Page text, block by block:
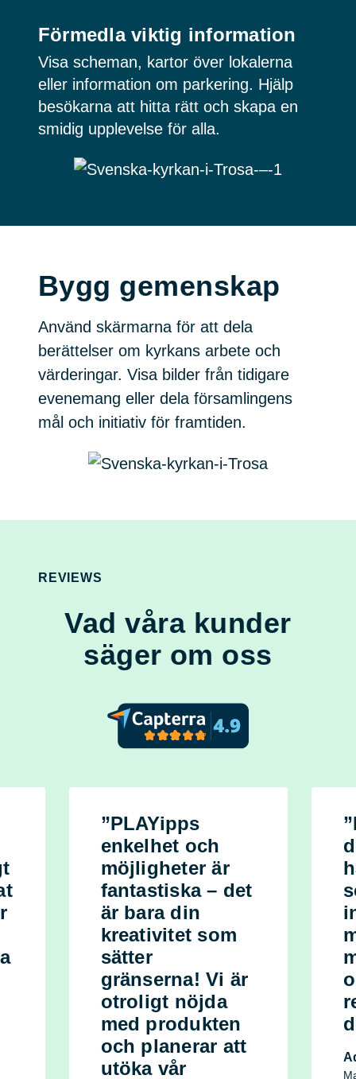
Förmedla viktig information
Visa scheman, kartor över lokalerna
eller information om parkering. Hjälp
besökarna att hitta rätt och skapa en
smidig upplevelse för alla.
Bygg gemenskap
Använd skärmarna för att dela
berättelser om kyrkans arbete och
värderingar. Visa bilder från tidigare
evenemang eller dela församlingens
mål och initiativ för framtiden.
REVIEWS
Vad våra kunder
säger om oss
”PLAYipps
enkelhet och
möjligheter är
fantastiska – det
är bara din
kreativitet som
sätter
gränserna! Vi är
otroligt nöjda
med produkten
och planerar att
utöka vår